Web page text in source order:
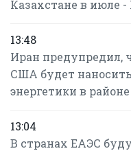
Казахстане в июле
13:48
Иран предупредил,
США будет
энергетики в
13:04
В странах ЕАЭС